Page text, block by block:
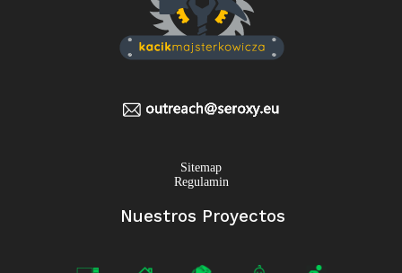
Sitemap
Regulamin
Nuestros Proyectos